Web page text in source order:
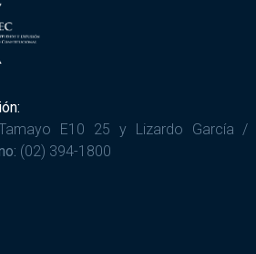
E10 25 y Lizardo García /
(02) 394-1800